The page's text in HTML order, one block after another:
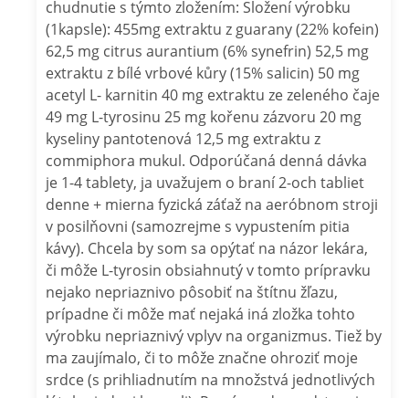
chudnutie s týmto zložením: Složení výrobku
(1kapsle): 455mg extraktu z guarany (22% kofein)
62,5 mg citrus aurantium (6% synefrin) 52,5 mg
extraktu z bílé vrbové kůry (15% salicin) 50 mg
acetyl L- karnitin 40 mg extraktu ze zeleného čaje
49 mg L-tyrosinu 25 mg kořenu zázvoru 20 mg
kyseliny pantotenová 12,5 mg extraktu z
commiphora mukul. Odporúčaná denná dávka
je 1-4 tablety, ja uvažujem o braní 2-och tabliet
denne + mierna fyzická záťaž na aeróbnom stroji
v posilňovni (samozrejme s vypustením pitia
kávy). Chcela by som sa opýtať na názor lekára,
či môže L-tyrosin obsiahnutý v tomto prípravku
nejako nepriaznivo pôsobiť na štítnu žľazu,
prípadne či môže mať nejaká iná zložka tohto
výrobku nepriaznivý vplyv na organizmus. Tiež by
ma zaujímalo, či to môže značne ohroziť moje
srdce (s prihliadnutím na množstvá jednotlivých